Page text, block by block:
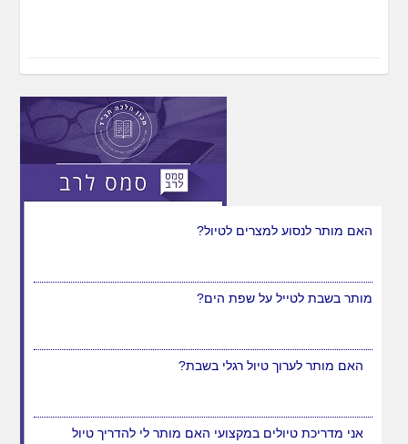
האם מותר לנסוע למצרים לטיול?
מותר בשבת לטייל על שפת הים?
האם מותר לערוך טיול רגלי בשבת?
אני מדריכת טיולים במקצועי האם מותר לי להדריך טיול